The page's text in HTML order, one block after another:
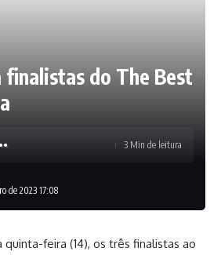
finalistas do The Best
de 2023 17:08
3 Min de leitura
quinta-feira (14), os três finalistas ao